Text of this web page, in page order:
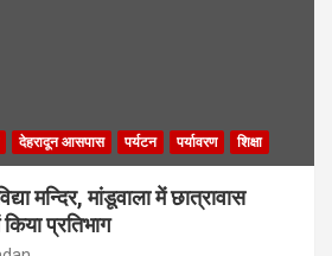
देहरादून आसपास पर्यटन पर्यावरण शिक्षा
मन्दिर, मांडूवाला में छात्रावास
प्रतिभाग